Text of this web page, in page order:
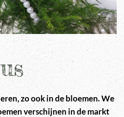
zo ook in de bloemen. We
verschijnen in de markt